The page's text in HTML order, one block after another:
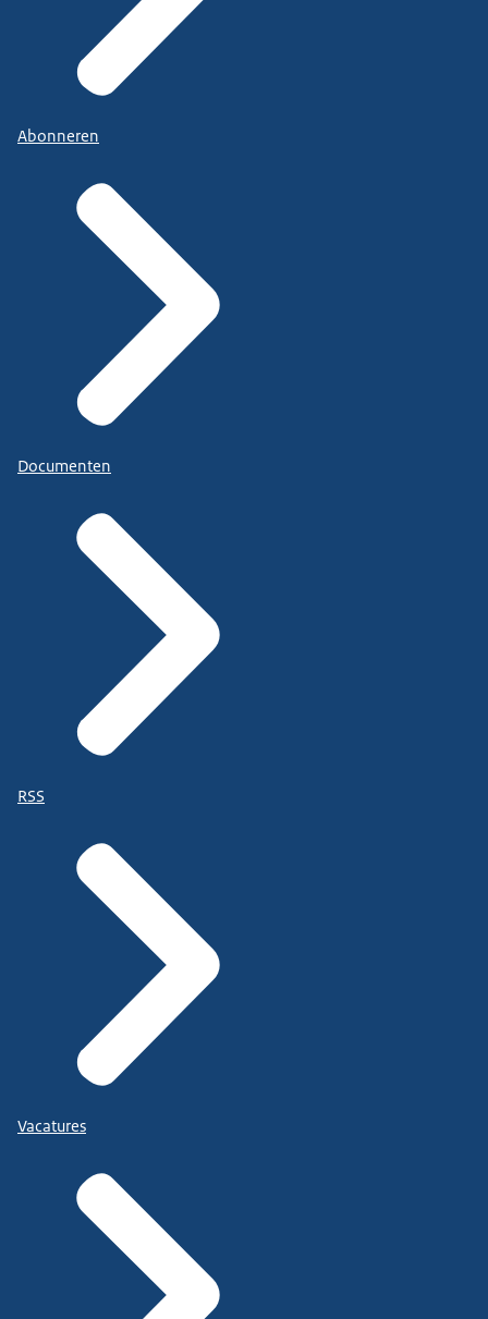
Abonneren
Documenten
RSS
Vacatures